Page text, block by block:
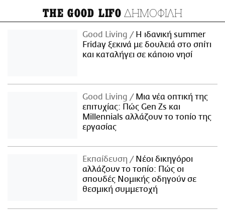
THE GOOD LIFO ΔΗΜΟΦΙΛΗ
Good Living
Η ιδανική summer
Friday ξεκινά με δουλειά στο σπίτι
και καταλήγει σε κάποιο νησί
Good Living
Μια νέα οπτική της
επιτυχίας: Πώς Gen Zs και
Millennials αλλάζουν το τοπίο της
εργασίας
Εκπαίδευση
Νέοι δικηγόροι
αλλάζουν το τοπίο: Πώς οι
σπουδές Νομικής οδηγούν σε
θεσμική συμμετοχή